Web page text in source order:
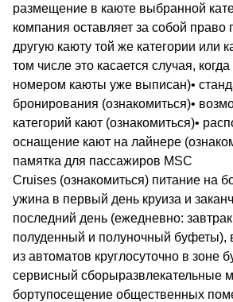
размещение в каюте выбранной
компания оставляет за собой право
другую каюту той же категории или
том числе это касается случая,
номером каюты уже выписан)•
бронирования (ознакомиться)•
категорий кают (ознакомиться)•
оснащение кают на лайнере
памятка для пассажиров MSC
Cruises (ознакомиться) питание на
ужина в первый день круиза и
последний день (ежедневно:
полуденный и полуночный буфеты),
из автоматов круглосуточно в зоне
сервисный сборыразвлекательные
бортупосещение общественных